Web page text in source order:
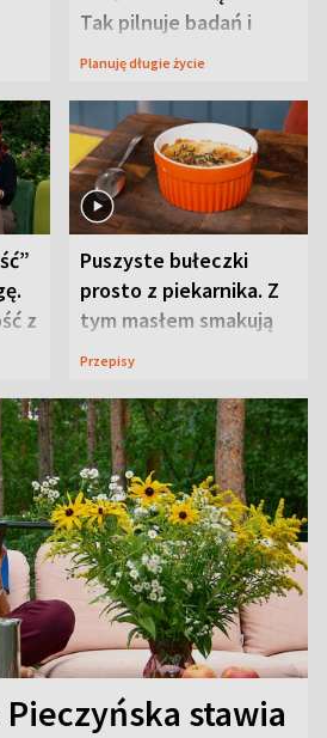
Tak pilnuje badań i
wizyt
Planuję długie życie
z
Puszyste bułeczki
prosto z piekarnika. Z
tym masłem smakują
jeszcze lepiej
Przepisy
Pieczyńska stawia